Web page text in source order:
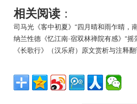
相关阅读 ：
司马光《客中初夏》“四月晴和雨乍晴，
纳兰性德《忆江南·宿双林禅院有感》“摇
《长歌行》（汉乐府）原文赏析与注释